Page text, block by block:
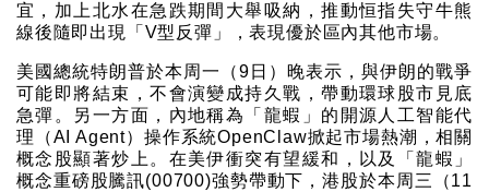
宜，加上北水在急跌期間大舉吸納，推動恒指失守牛熊
線後隨即出現「V型反彈」，表現優於區內其他市場。
美國總統特朗普於本周一（9日）晚表示，與伊朗的戰爭
可能即將結束，不會演變成持久戰，帶動環球股市見底
急彈。另一方面，內地稱為「龍蝦」的開源人工智能代
理（AI Agent）操作系統OpenClaw掀起市場熱潮，相關
概念股顯著炒上。在美伊衝突有望緩和，以及「龍蝦」
概念重磅股騰訊(00700)強勢帶動下，港股於本周三（11